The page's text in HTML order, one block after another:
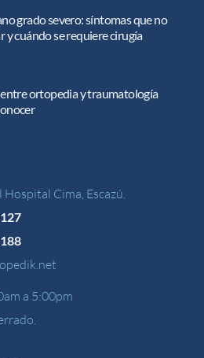
grado severo: síntomas que no
y cuándo se requiere cirugía
ortopedia y traumatología
Cima, Escazú.
a 5:00pm